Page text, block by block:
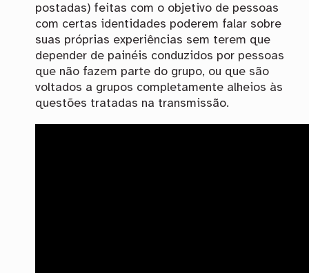
postadas) feitas com o objetivo de pessoas
com certas identidades poderem falar sobre
suas próprias experiências sem terem que
depender de painéis conduzidos por pessoas
que não fazem parte do grupo, ou que são
voltados a grupos completamente alheios às
questões tratadas na transmissão.